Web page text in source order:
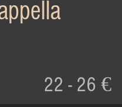
22 - 26 €